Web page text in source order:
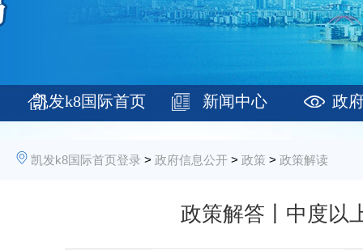
凯发k8国际首页 新闻中心 政
凯发k8国际首页登录 > 政府信息公开 > 政策 > 政策解读
政策解答丨中度以